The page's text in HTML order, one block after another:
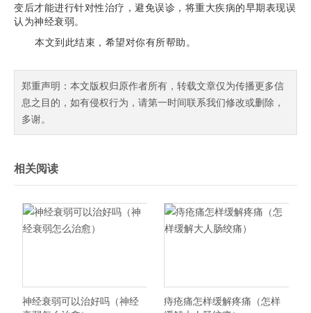
变后才能进行针对性治疗，避免误诊，将重大疾病的早期表现误
认为神经衰弱。
本文到此结束，希望对你有所帮助。
郑重声明：本文版权归原作者所有，转载文章仅为传播更多信
息之目的，如有侵权行为，请第一时间联系我们修改或删除，
多谢。
相关阅读
神经衰弱可以治好吗（神经
痔疮痛怎样缓解疼痛（怎样